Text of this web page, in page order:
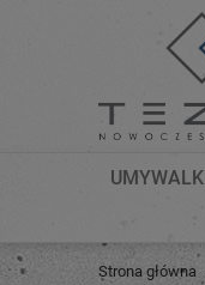
UMYWALKI
Strona główna